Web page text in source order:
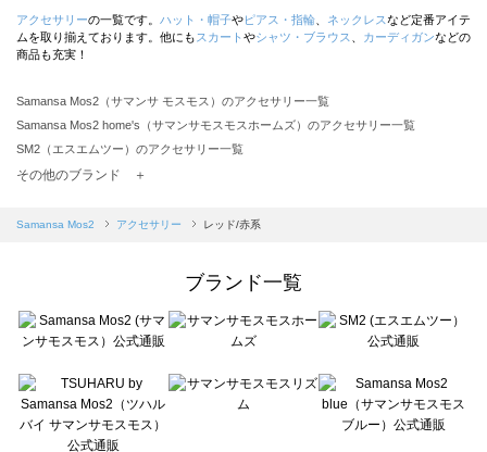
アクセサリーの一覧です。 ハット・帽子やピアス・指輪 ネックレスなど定番アイテ
ムを取り揃えております。他にも スカート やシャツ・ブラウス カーディガンなどの
商品も充実！
Samansa Mos2（サマンサ モスモス）のアクセサリー一覧
Samansa Mos2 home's（サマンサモスモスホームズ）のアクセサリー一覧
SM2（エスエムツー）のアクセサリー一覧
TSUHARU by Samansa Mos2（ツハルバイサマンサモスモス）のアクセサリー一覧
Samansa Mos2 blue（サマンサモスモス ブルー）のアクセサリー一覧
sō4ū（ソウフォーユー）のアクセサリー一覧
Te chichi（テチチ）のアクセサリー一覧
Te chichi CLASSIC（テチチ クラシック）のアクセサリー一覧
Lugnoncure（ルノンキュール）のアクセサリー一覧
BETTY'S BLUE（べティーズブルー）のアクセサリー一覧
Wpc.（ワールドパーティー）のアクセサリー一覧
その他のブランド ＋
Samansa Mos2 アクセサリー レッド/赤系
ブランド一覧